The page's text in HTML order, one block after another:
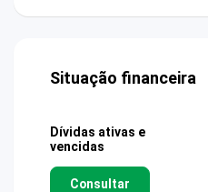
Situação financeira
Dívidas ativas e
vencidas
Consultar